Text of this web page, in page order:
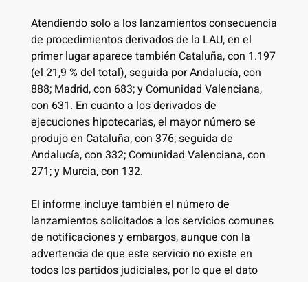
Atendiendo solo a los lanzamientos consecuencia
de procedimientos derivados de la LAU, en el
primer lugar aparece también Cataluña, con 1.197
(el 21,9 % del total), seguida por Andalucía, con
888; Madrid, con 683; y Comunidad Valenciana,
con 631. En cuanto a los derivados de
ejecuciones hipotecarias, el mayor número se
produjo en Cataluña, con 376; seguida de
Andalucía, con 332; Comunidad Valenciana, con
271; y Murcia, con 132.
El informe incluye también el número de
lanzamientos solicitados a los servicios comunes
de notificaciones y embargos, aunque con la
advertencia de que este servicio no existe en
todos los partidos judiciales, por lo que el dato